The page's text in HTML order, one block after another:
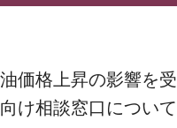
価格上昇の影響を受
け相談窓口について